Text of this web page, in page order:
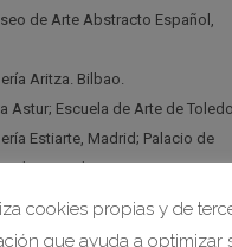
de Arte Abstracto Español,
Aritza. Bilbao.
Astur; Escuela de Arte de
Estiarte, Madrid; Palacio de
Caja de Asturias.
y Colecciones
cookies propias y de
que ayuda a optimizar